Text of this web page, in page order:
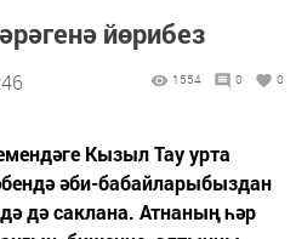
йөрибез
1554 0 0
Кызыл Тау урта
әби-бабайларыбыздан
дә саклана. Атнаның һәр